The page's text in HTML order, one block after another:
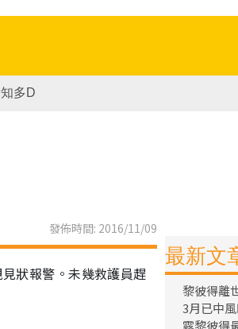
多D
發佈時間: 2016/11/09
狀報警。未幾救護員趕
最新文
黎彼得離
3月已中
露黎彼得